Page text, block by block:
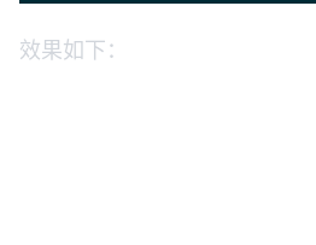
效果如下：